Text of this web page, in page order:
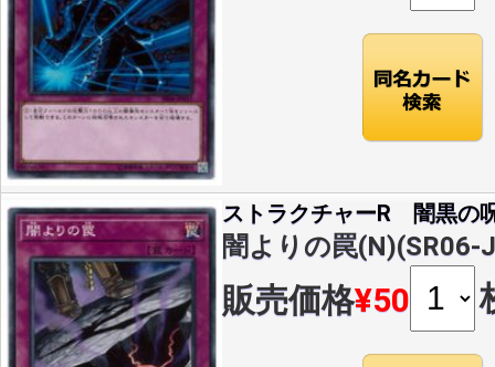
ストラクチャーR 闇黒の
闇よりの罠(N)(SR06-
販売価格¥50